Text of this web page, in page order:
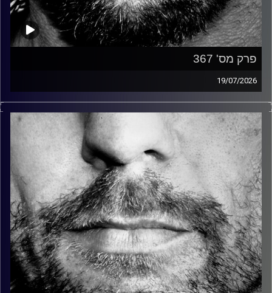
פרק מס' 367
19/07/2026
זיפים, מוזיקה מחוספסת של הופעות חיות. הרבה ג'אם, רוק,
בלוז, bluegrass, ג'אז, Fאנק, פרוגרסיב ואפילו אלקטרוניקה.
כל מה שחי, אמיתי ונושם.
עם שמוליק רגב.
קרדיט תמונות: David Goehring